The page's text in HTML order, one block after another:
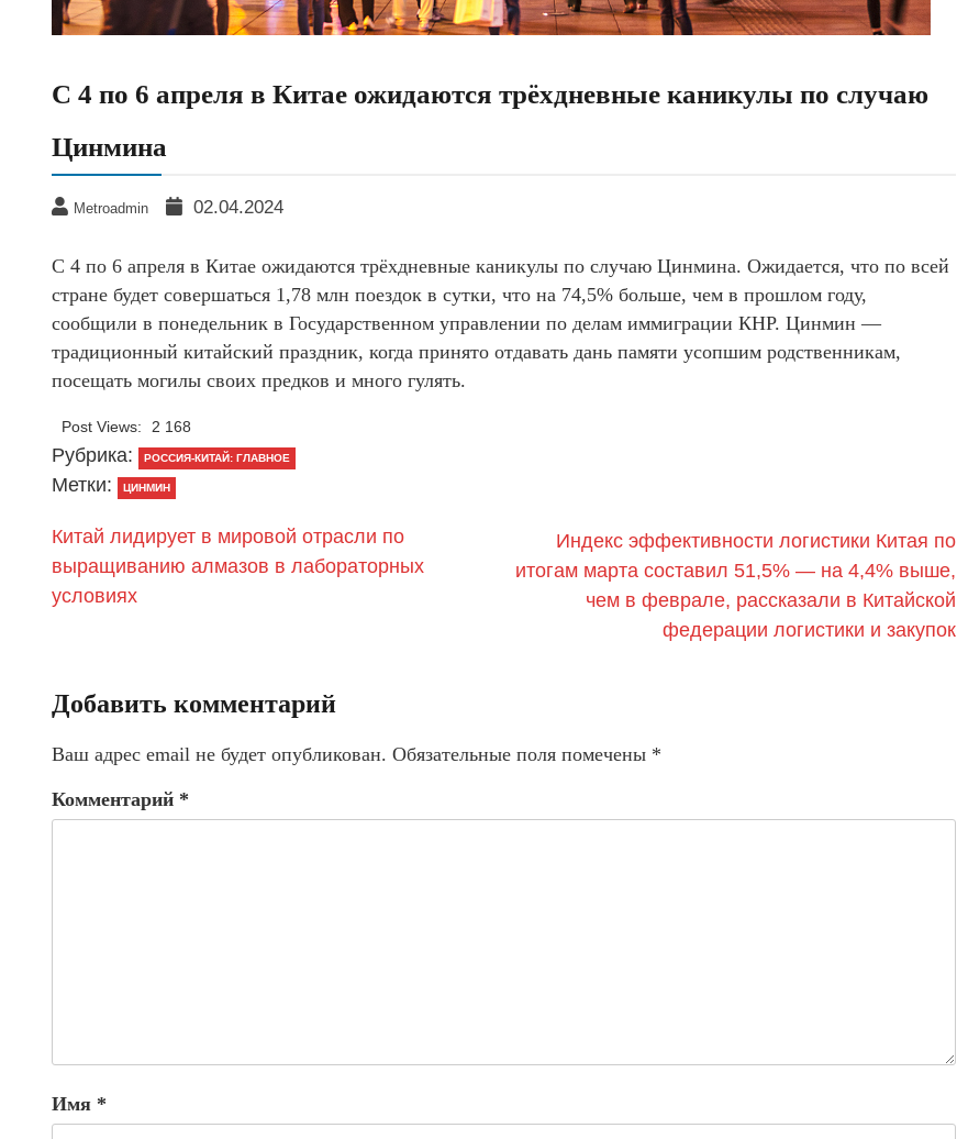
С 4 по 6 апреля в Китае ожидаются трёхдневные каникулы по случаю
Цинмина
Metroadmin 02.04.2024
С 4 по 6 апреля в Китае ожидаются трёхдневные каникулы по случаю Цинмина. Ожидается, что по всей
стране будет совершаться 1,78 млн поездок в сутки, что на 74,5% больше, чем в прошлом году,
сообщили в понедельник в Государственном управлении по делам иммиграции КНР. Цинмин —
традиционный китайский праздник, когда принято отдавать дань памяти усопшим родственникам,
посещать могилы своих предков и много гулять.
Post Views: 2 168
Рубрика: РОССИЯ-КИТАЙ: ГЛАВНОЕ
Метки: ЦИНМИН
Китай лидирует в мировой отрасли по
выращиванию алмазов в лабораторных
условиях
Индекс эффективности логистики Китая по
итогам марта составил 51,5% — на 4,4% выше,
чем в феврале, рассказали в Китайской
федерации логистики и закупок
Добавить комментарий
Ваш адрес email не будет опубликован. Обязательные поля помечены *
Комментарий *
Имя *